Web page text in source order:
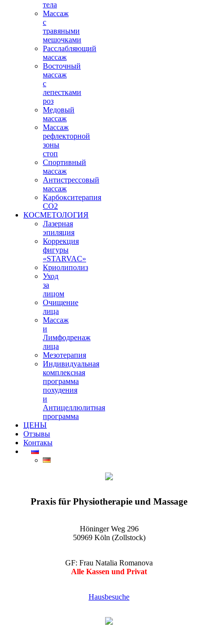
тела
Массаж
с
травяными
мешочками
Расслабляющий
массаж
Восточный
массаж
с
лепестками
роз
Медовый
массаж
Массаж
рефлекторной
зоны
стоп
Спортивный
массаж
Антистрессовый
массаж
Карбокситерапия
СО2
КОСМЕТОЛОГИЯ
Лазерная
эпиляция
Коррекция
фигуры
«STARVAС»
Криолиполиз
Уход
за
лицом
Очищение
лица
Массаж
и
Лимфодренаж
лица
Мезотерапия
Индивидуальная
комплексная
программа
похудения
и
Антицеллюлитная
программа
ЦЕНЫ
Отзывы
Контакы
Praxis für Physiotherapie und Massage
Höninger Weg 296
50969 Köln (Zollstock)
GF: Frau Natalia Romanova
Alle Kassen und Privat
Hausbesuche